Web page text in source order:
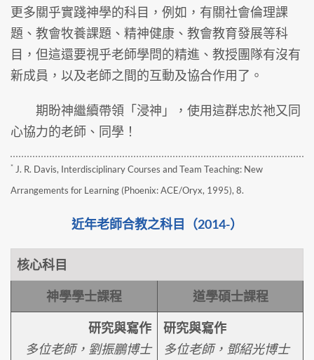
更多關乎實踐神學的科目，例如，有關社會倫理課
題、教會牧養課題、精神健康、教會教育發展等科
目，但這還要視乎老師學問的精進、教授團隊有沒有
新成員，以及老師之間的互動及協合作用了。
期盼神繼續帶領「浸神」，使用這群忠於祂又同
心協力的老師、同學！
* J. R. Davis, Interdisciplinary Courses and Team Teaching: New
Arrangements for Learning (Phoenix: ACE/Oryx, 1995), 8.
近年老師合教之科目（2014-）
核心科目
神學學士課程 道學碩士課程
研究與寫作
多位老師，劉振鵬博士
研究與寫作
多位老師，鄧紹光博士